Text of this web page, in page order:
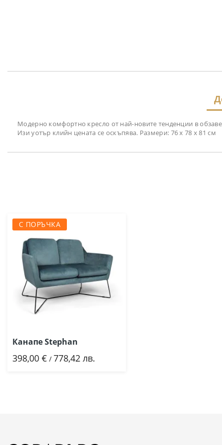
Модерно комфортно кресло от най-новите тенденции в
Изи уотър клийн цената се оскъпява. Размери: 76 х 78 х 81 см
С ПОРЪЧКА
Канапе Stephan
398,00 € / 778,42 лв.